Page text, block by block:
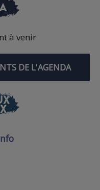
à venir
DE L'AGENDA